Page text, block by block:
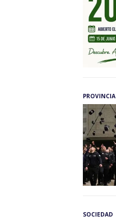
PROVINCIA
SOCIEDAD